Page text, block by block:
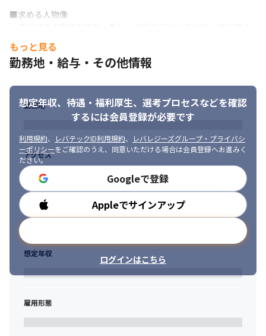
・コアスイッチ：C9300-24UX-M×2台
・無線AP：MR57×20台
・管理：MerakiDashboard
・小中規模有線、無線LAN構築
・新製品の導入サポート
・LBO(ローカルブレイクアウト)
◎技術の最新トレンドに携われる
◎多種多様な機器を扱うため、技術の幅が広がります
■直請け2割、その他ほぼ2次請け（※）
■既存顧客からの紹介が多く、情報・通信業界が79％（※）
■チーム配属がメイン
■リモートワークも可能
※いずれも、2024年6月時点
メーカーに依存せず、幅広い製品に携わる醍醐味
当社では、大手SIerにありがちな「○○社製品を使わないといけ
ない」という制限はありません。特定のメーカーに依存した案件
獲得がないため、汎用性の高い製品からニッチな製品まで扱うこ
幅広く知識をつけることが出来ます。
Ciscoは勿論、例えばArubaやヤマハルーターを使ってみたり、
■求める人物像
・疑問を調査し結論を出す能力を持った方
・人と接することを苦にせず、多数部署や顧客との円滑なコミュ
・新しいことに、前向きにチャレンジし続けられる方
・突発的な事象や状況に対しても臨機応変に対応できる方
もっと見る
勤務地・給与・その他情報
想定年収、待遇・福利厚生、 選考プロセスなどを確認
するには会員登録が必要です
利用規約、 レバテックID利用規約、
レバレジーズグループ・プライバシ
ーポリシーをご確認のうえ、同意いただける場合は会員登録へお進みく
ださい。
Googleで登録
Appleでサインアップ
ログインはこちら
勤務地
アクセス
勤務時間
想定年収
雇用形態